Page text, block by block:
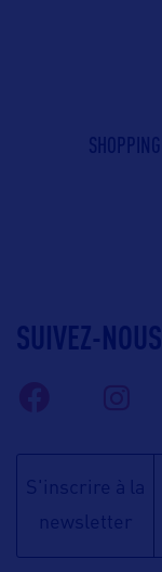
SHOPPING
SUIVEZ-NOUS
S'inscrire à la
newsletter